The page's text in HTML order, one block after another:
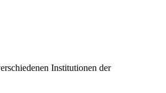
Institutionen der